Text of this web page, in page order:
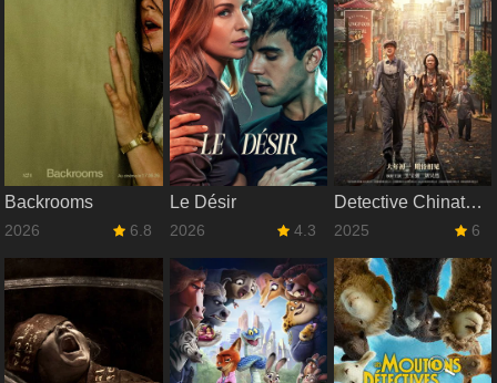
Backrooms
2026 6.8
Le Désir
2026 4.3
Detective Chinatown 1900
2025 6